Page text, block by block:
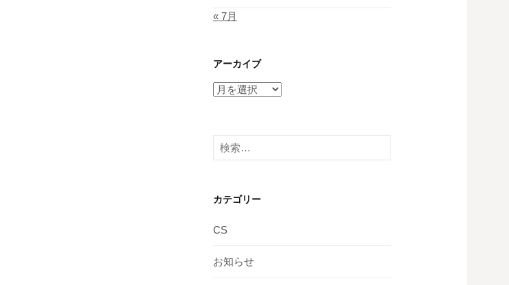
« 7月
アーカイブ
ア
イ
ブ
検
索:
カテゴリー
CS
お知らせ